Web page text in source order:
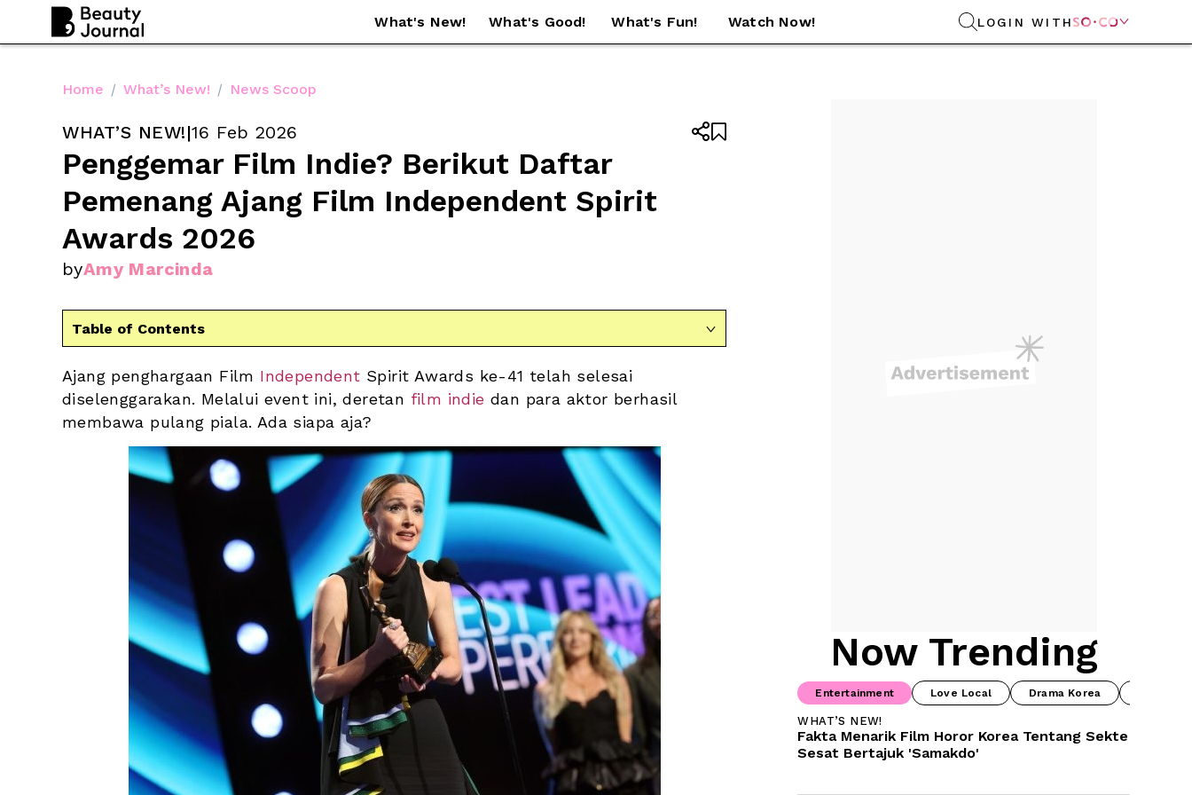
What's New! What's Good! What's Fun! Watch Now! LOGIN WITH 
Home / What’s New! / News Scoop
WHAT’S NEW!|16 Feb 2026
Penggemar Film Indie? Berikut Daftar
Pemenang Ajang Film Independent Spirit
Awards 2026
byAmy Marcinda


Table of Contents 
Ajang penghargaan Film Independent Spirit Awards ke-41 telah selesai
diselenggarakan. Melalui event ini, deretan film indie dan para aktor berhasil
membawa pulang piala. Ada siapa aja?
Now Trending
Entertainment Love Local Drama Korea
WHAT’S NEW!
Fakta Menarik Film Horor Korea Tentang Sekte
Sesat Bertajuk 'Samakdo'